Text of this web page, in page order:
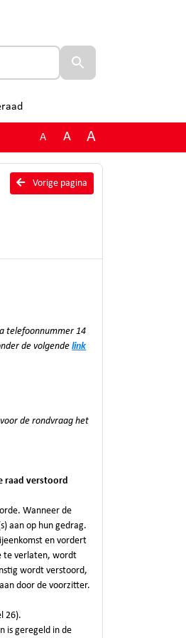
A A A
Vorige pagina
telefoonnummer 14
de volgendelink
de rondvraag het
raad verstoord
Wanneer de
aan op hun gedrag.
en vordert
te verlaten, wordt
wordt verstoord,
door de voorzitter.
26).
is geregeld in de